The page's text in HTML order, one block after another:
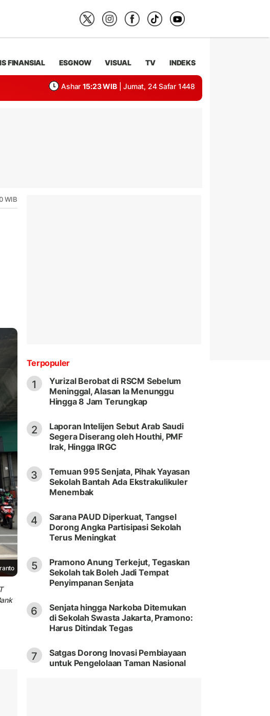
FINANSIAL ESGNOW VISUAL TV INDEKS
Ashar 15:23 WIB | Jumat, 24 Safar 1448
WIB
Terpopuler
1
Yurizal Berobat di RSCM Sebelum
Meninggal, Alasan Ia Menunggu
Hingga 8 Jam Terungkap
2
Laporan Intelijen Sebut Arab Saudi
Segera Diserang oleh Houthi, PMF
Irak, Hingga IRGC
3
Temuan 995 Senjata, Pihak Yayasan
Sekolah Bantah Ada Ekstrakulikuler
Menembak
4
Sarana PAUD Diperkuat, Tangsel
Dorong Angka Partisipasi Sekolah
Terus Meningkat
5
Pramono Anung Terkejut, Tegaskan
Sekolah tak Boleh Jadi Tempat
Penyimpanan Senjata
6
Senjata hingga Narkoba Ditemukan
di Sekolah Swasta Jakarta, Pramono:
Harus Ditindak Tegas
7
Satgas Dorong Inovasi Pembiayaan
untuk Pengelolaan Taman Nasional